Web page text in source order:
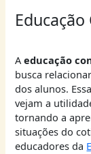
Aeducação
busca
dos alunos.
vejam a
tornando a
situações do
educadores da